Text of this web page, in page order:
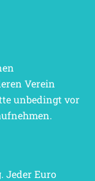
Verein
unbedingt vor
Jeder Euro